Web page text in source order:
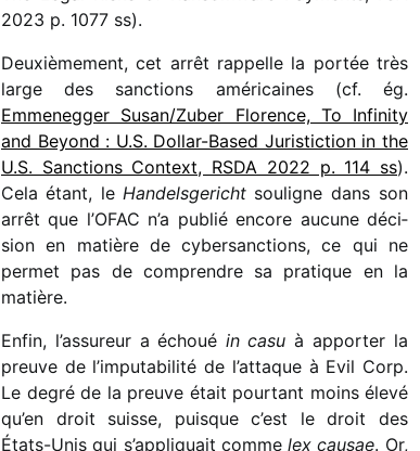
2023 p. 1077 ss).
Deuxièmement, cet arrêt rappelle la portée très
large des sanc­tions améri­caines (cf. ég.
Emmenegger Susan/​Zuber Florence, To Infinity
and Beyond : U.S. Dollar-Based Juristiction in the
U.S. Sanctions Context, RSDA 2022 p. 114 ss).
Cela étant, le Handelsgericht souligne dans son
arrêt que l’OFAC n’a publié encore aucune déci­
sion en matière de cyber­sanc­tions, ce qui ne
permet pas de comprendre sa pratique en la
matière.
Enfin, l’assureur a échoué in casu à appor­ter la
preuve de l’imputabilité de l’attaque à Evil Corp.
Le degré de la preuve était pour­tant moins élevé
qu’en droit suisse, puisque c’est le droit des
États-Unis qui s’appliquait comme lex causae. Or,